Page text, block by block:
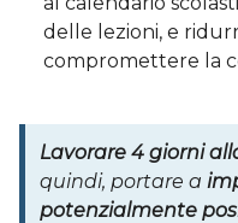
delle lezioni, e
compromettere la
Lavorare 4 giorni
quindi, portare a
potenzialmente